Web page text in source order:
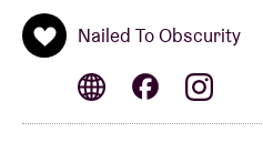
Nailed To Obscurity